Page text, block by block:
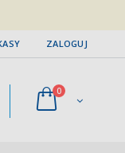
ZALOGUJ
0